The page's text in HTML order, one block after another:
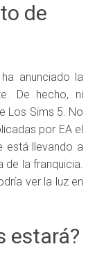
de
anunciado la
De hecho, ni
Los Sims 5. No
por EA el
está llevando a
de la franquicia.
ver la luz en
estará?